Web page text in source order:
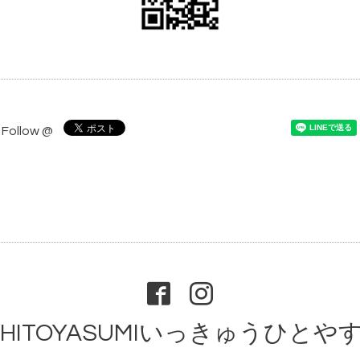
Follow @
いっきゅうひとや